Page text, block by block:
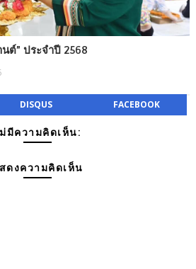
ต์” ประจำปี 2568
DISQUS FACEBOOK
มีความคิดเห็น:
ดงความคิดเห็น